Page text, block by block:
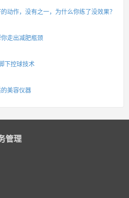
动作，没有之一，为什么你练了没效果？
走出减肥瓶颈
下控球技术
美容仪器
管理